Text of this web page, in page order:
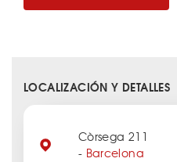
LOCALIZACIÓN Y DETALLES
Còrsega 211
- Barcelona